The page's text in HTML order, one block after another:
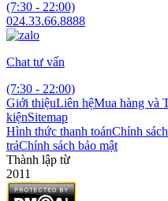
(7:30 - 22:00)
024.33.66.8888
Chat tư vấn
(7:30 - 22:00)
Giới thiệuLiên hệMua hàng và
kiệnSitemap
Hình thức thanh toánChính
trảChính sách bảo mật
Thành lập từ
2011